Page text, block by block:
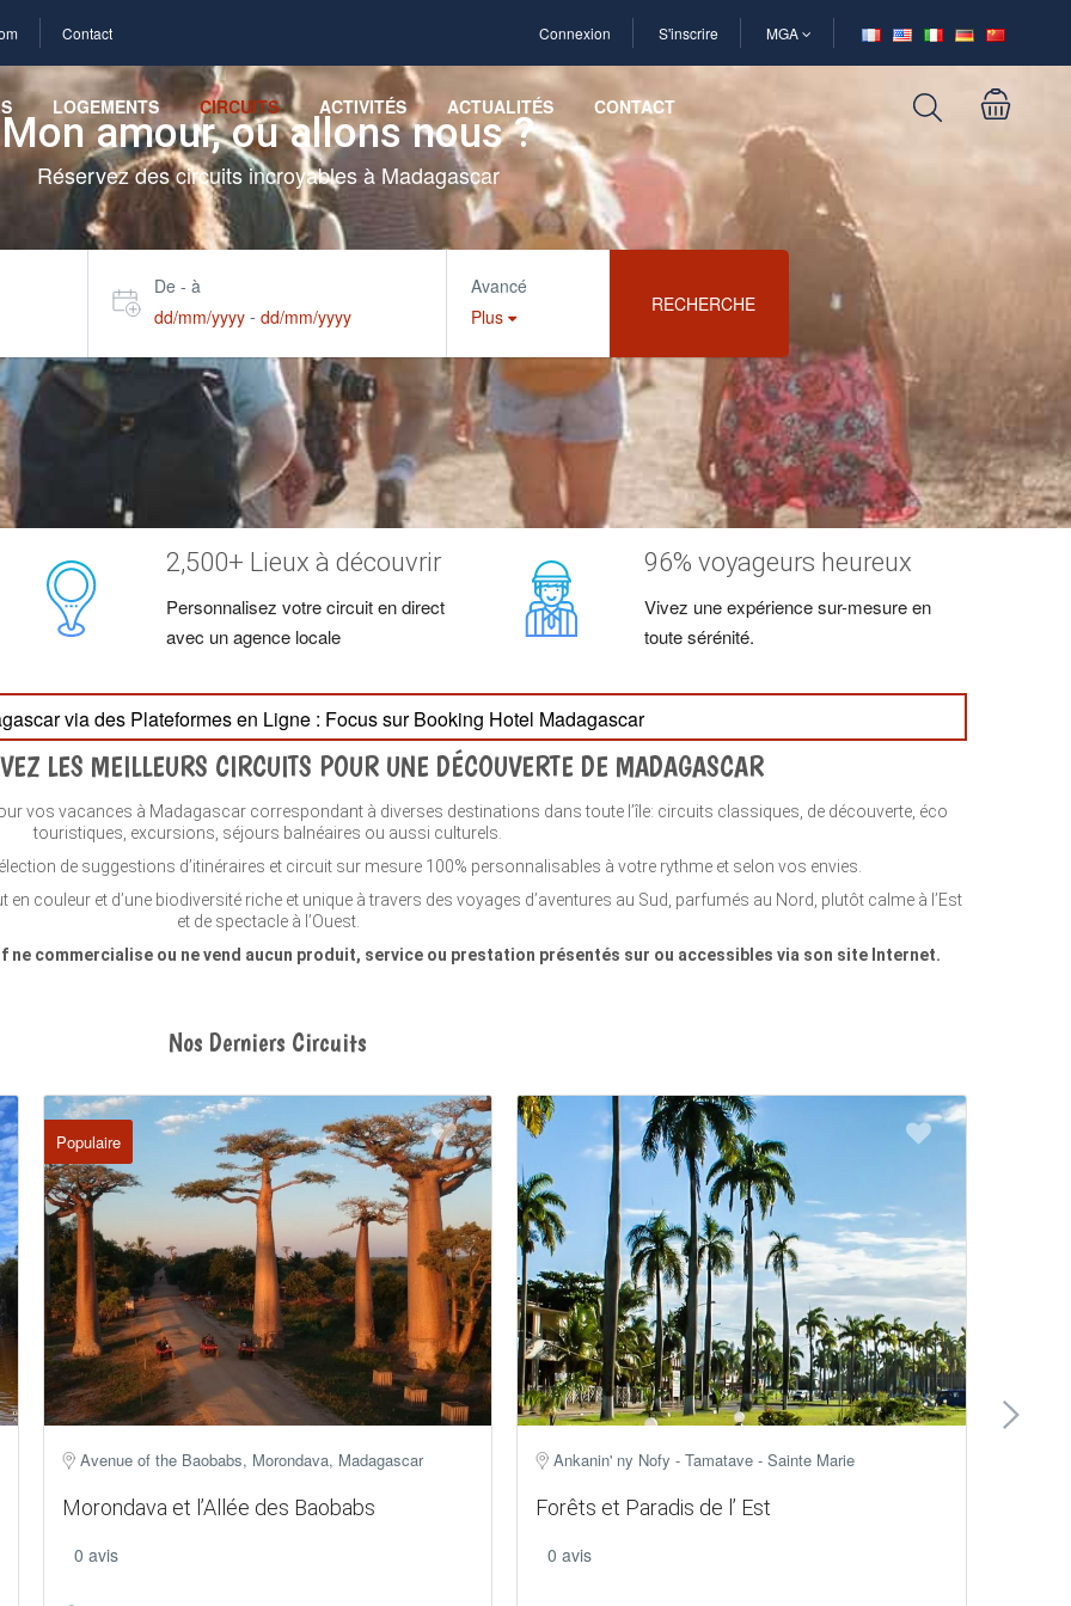
Contact Connexion S'inscrire MGA
LOGEMENTS CIRCUITS ACTIVITÉS ACTUALITÉS CONTACT
Mon amour, ou allons nous ?
Réservez des circuits incroyables à Madagascar
De - à
dd/mm/yyyy- dd/mm/yyyy
Avancé
Plus
RECHERCHE
2,500+ Lieux à découvrir
Personnalisez votre circuit en direct
avec un agence locale
96% voyageurs heureux
Vivez une expérience sur-mesure en
toute sérénité.
via des Plateformes en Ligne : Focus sur Booking Hotel Madagascar
LES MEILLEURS CIRCUITS POUR UNE DÉCOUVERTE DE MADAGASCAR
vos vacances à Madagascar correspondant à diverses destinations dans toute l’île: circuits classiques, de découverte, éco
touristiques, excursions, séjours balnéaires ou aussi culturels.
de suggestions d’itinéraires et circuit sur mesure 100% personnalisables à votre rythme et selon vos envies.
couleur et d’une biodiversité riche et unique à travers des voyages d’aventures au Sud, parfumés au Nord, plutôt calme à l’Est
et de spectacle à l’Ouest.
commercialise ou ne vend aucun produit, service ou prestation présentés sur ou accessibles via son site Internet.
Nos Derniers Circuits
Populaire
Avenue of the Baobabs, Morondava, Madagascar
Morondava et l’Allée des Baobabs
0 avis
Ankanin' ny Nofy - Tamatave - Sainte Marie
Forêts et Paradis de l’ Est
0 avis
›